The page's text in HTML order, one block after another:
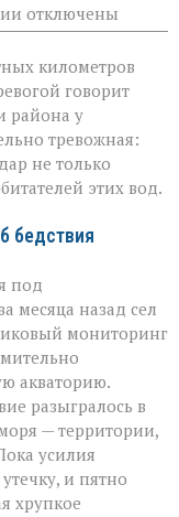
к
записи
в
море:
угроза
для
хрупкой
природы
отключены
километров
говорит
района у
тревожная:
не только
этих вод.
бедствия
под
месяца назад сел
мониторинг
акваторию.
разыгралось в
— территории,
усилия
и пятно
хрупкое